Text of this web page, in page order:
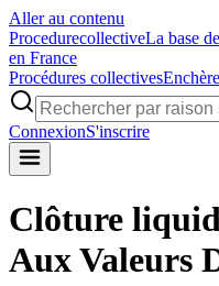
Aller au contenu
ProcedurecollectiveLa base
en France
Procédures collectives
ConnexionS'inscrire
Clôture
Aux Valeurs